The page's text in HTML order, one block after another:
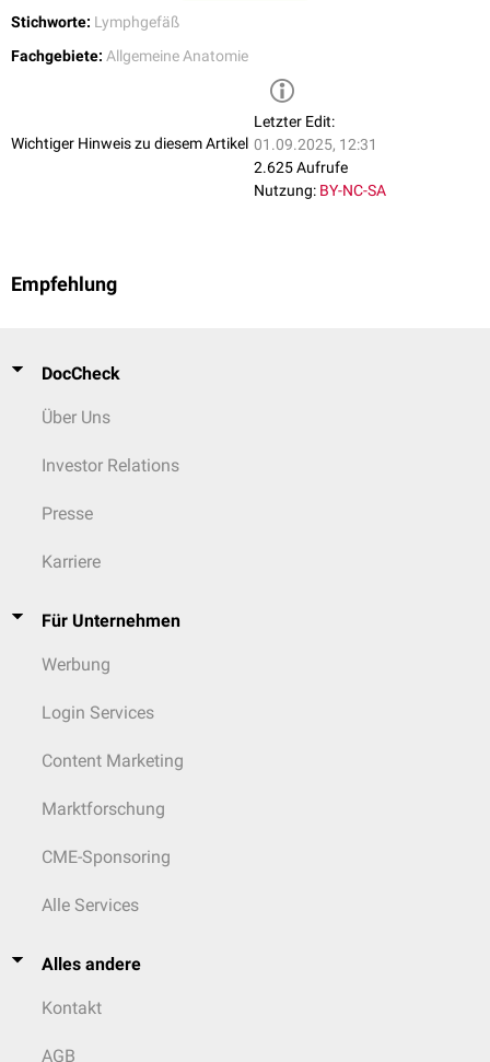
Stichworte: Lymphgefäß
Fachgebiete: Allgemeine Anatomie
Wichtiger Hinweis zu diesem Artikel
Letzter Edit:
01.09.2025, 12:31
2.625 Aufrufe
Nutzung: BY-NC-SA
Empfehlung
DocCheck
Über Uns
Investor Relations
Presse
Karriere
Für Unternehmen
Werbung
Login Services
Content Marketing
Marktforschung
CME-Sponsoring
Alle Services
Alles andere
Kontakt
AGB